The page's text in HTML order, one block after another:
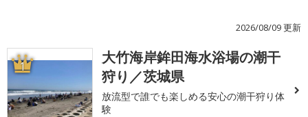
2026/08/09 更新
1
大竹海岸鉾田海水浴場の潮干
狩り／茨城県
放流型で誰でも楽しめる安心の潮干狩り体
験